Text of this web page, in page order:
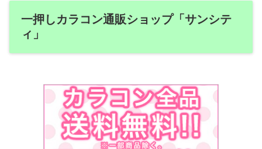
一押しカラコン通販ショップ「サンシテ
ィ」